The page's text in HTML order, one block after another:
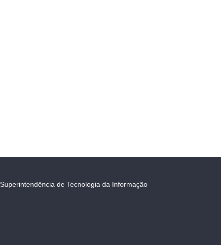
Superintendência de Tecnologia da Informação